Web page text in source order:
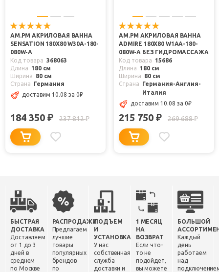
AM.PM АКРИЛОВАЯ ВАННА
SENSATION 180Х80 W30A-180-
080W-A
Код товара 368063
Длина
180 см
Ширина
80 см
Страна
Германия
доставим 10.08 за 0₽
184 350 ₽ 237 812₽
AM.PM АКРИЛОВАЯ ВАННА
ADMIRE 180Х80 W1AA-180-
080W-A БЕЗ ГИДРОМАССАЖА
Код товара
15686
Длина
180 см
Ширина
80 см
Страна
Германия-Англия-
Италия
доставим 10.08 за 0₽
215 750 ₽ 269 688₽
БЫСТРАЯ
ДОСТАВКА
Доставляем
от 1 до 3
дней в
среднем
по Москве
РАСПРОДАЖИ
Предлагаем
лучшие
товары
популярных
брендов
по
ПОДЪЕМ
И
УСТАНОВКА
У нас
собственная
служба
доставки и
1 МЕСЯЦ
НА
ВОЗВРАТ
Если что-
то не
подойдет,
вы можете
БОЛЬШОЙ
Каждый
день
работаем
над